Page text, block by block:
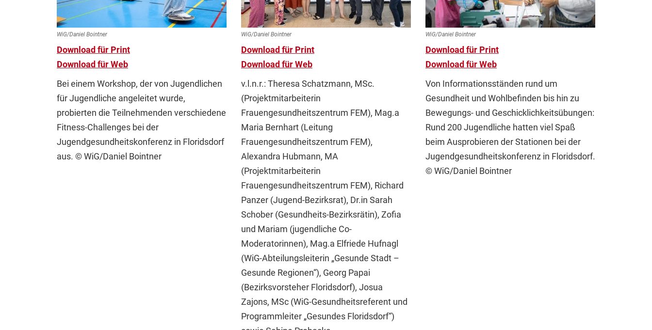
WiG/Daniel Bointner
Download für Print
Download für Web
Bei einem Workshop, der von Jugendlichen
für Jugendliche angeleitet wurde,
probierten die Teilnehmenden verschiedene
Fitness-Challenges bei der
Jugendgesundheitskonferenz in Floridsdorf
aus. © WiG/Daniel Bointner
WiG/Daniel Bointner
Download für Print
Download für Web
v.l.n.r.: Theresa Schatzmann, MSc.
(Projektmitarbeiterin
Frauengesundheitszentrum FEM), Mag.a
Maria Bernhart (Leitung
Frauengesundheitszentrum FEM),
Alexandra Hubmann, MA
(Projektmitarbeiterin
Frauengesundheitszentrum FEM), Richard
Panzer (Jugend-Bezirksrat), Dr.in Sarah
Schober (Gesundheits-Bezirksrätin), Zofia
und Mariam (jugendliche Co-
Moderatorinnen), Mag.a Elfriede Hufnagl
(WiG-Abteilungsleiterin „Gesunde Stadt –
Gesunde Regionen“), Georg Papai
(Bezirksvorsteher Floridsdorf), Josua
Zajons, MSc (WiG-Gesundheitsreferent und
Programmleiter „Gesundes Floridsdorf“)
WiG/Daniel Bointner
Download für Print
Download für Web
Von Informationsständen rund um
Gesundheit und Wohlbefinden bis hin zu
Bewegungs- und Geschicklichkeitsübungen:
Rund 200 Jugendliche hatten viel Spaß
beim Ausprobieren der Stationen bei der
Jugendgesundheitskonferenz in Floridsdorf.
© WiG/Daniel Bointner